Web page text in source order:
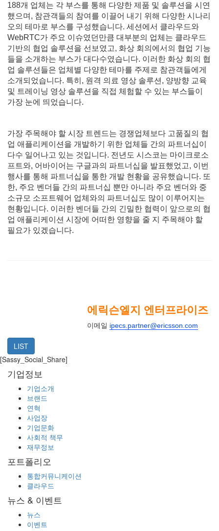
188개 업체는 각 부스를 통해 다양한 제품 및 솔루션을 시연
했으며, 참관객들의 참여를 이끌어 내기 위해 다양한 시나리
오의 테마로 부스를 구성했습니다. 세션에서 클라우드와
WebRTC가 주요 이슈였던만큼 대부분의 업체는 클라우드
기반의 협업 솔루션을 선보였고, 화상 회의에서의 협업 기능
들을 소개하는 부스가 대다수였습니다. 이러한 화상 회의 협
업 솔루션들은 업체별 다양한 테마를 주제로 참관객들에게
소개되었습니다. 특히, 원격 의료 영상 솔루션, 양방향 교육
및 트레이닝 영상 솔루션을 직접 체험할 수 있는 부스들이
가장 눈에 띄었습니다.
가장 주목해야 할 시장 트렌드는 경쟁업체보다 고품질의 협
업 애플리케이션을 개발하기 위한 업체들 간의 파트너십이
다수 일어나고 있는 것입니다. 전년도 시스코는 마이크로소
프트와, 어바이어는 구글과의 파트너십을 발표했었고, 이번
행사를 통해 파트너십을 통한 개발 현황을 공유했습니다. 또
한, 주요 벤더들 간의 파트너십 뿐만 아니라 주요 벤더와 중
소규모 소프트웨어 업체와의 파트너십도 많이 이루어지는
현황입니다. 이러한 벤더들 간의 긴밀한 협력이 앞으로의 협
업 애플리케이션 시장에 어떠한 영향을 줄 지 주목해야 할
필요가 있겠습니다.
에릭슨엘지 엔터프라이즈
이메일 ipecs.partner@ericsson.com
LIST
[Sassy_Social_Share]
기업정보
기업소개
브랜드
연혁
사업장
기업문화
사회적 책무
재무정보
포트폴리오
통합커뮤니케이션
클라우드
뉴스 & 이벤트
뉴스
이벤트